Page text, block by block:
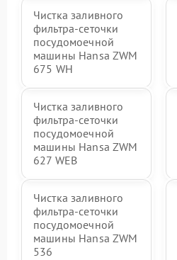
Чистка заливного
фильтра-сеточки
посудомоечной
машины Hansa ZWM
675 WH
Чистка заливного
фильтра-сеточки
посудомоечной
машины Hansa ZWM
627 WEB
Чистка заливного
фильтра-сеточки
посудомоечной
машины Hansa ZWM
536